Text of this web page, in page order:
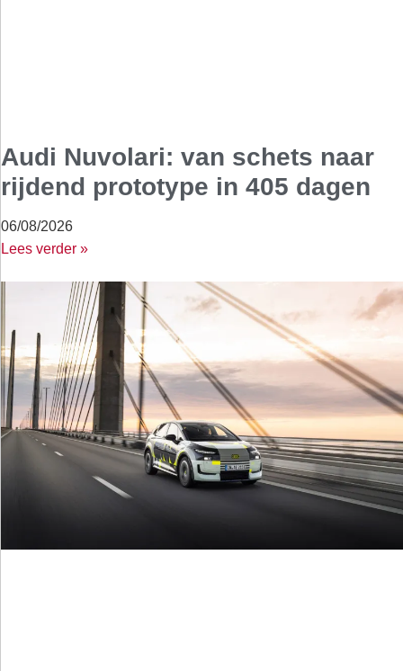
Audi Nuvolari: van schets naar
rijdend prototype in 405 dagen
06/08/2026
Lees verder »